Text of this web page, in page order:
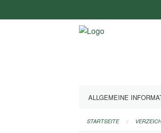
überspringen
ALLGEMEINE
STARTSEITE